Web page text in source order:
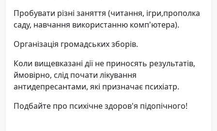
Пробувати різні заняття (читання, ігри,прополка
саду, навчання використанню комп'ютера).
Організація громадських зборів.
Коли вищевказані дії не приносять результатів,
ймовірно, слід почати лікування
антидепресантами, які призначає психіатр.
Подбайте про психічне здоров'я підопічного!